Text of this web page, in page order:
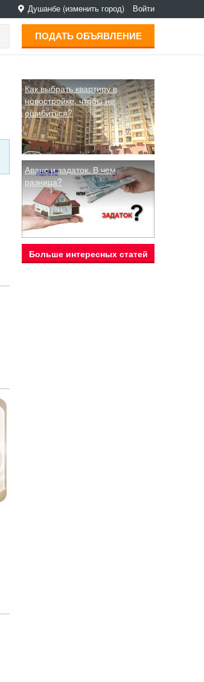
Душанбе (изменить город) Войти
ПОДАТЬ ОБЪЯВЛЕНИЕ
Как выбрать квартиру в
новостройке, чтобы не
ошибиться?
Аванс и задаток. В чем
разница?
Больше интересных статей